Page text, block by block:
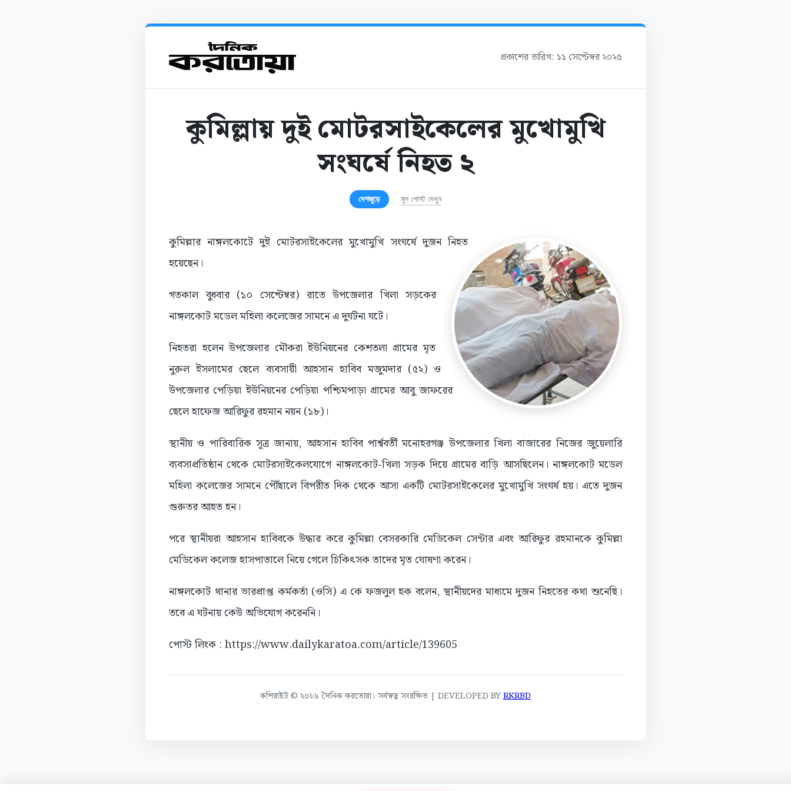
প্রকাশের তারিখ: ১১ সেপ্টেম্বর ২০২৫
কুমিল্লায় দুই মোটরসাইকেলের মুখোমুখি
সংঘর্ষে নিহত ২
দেশজুড়ে মূল পোস্ট দেখুন
কুমিল্লার নাঙ্গলকোটে দুই মোটরসাইকেলের মুখোমুখি সংঘর্ষে দুজন নিহত
হয়েছেন।
গতকাল বুধবার (১০ সেপ্টেম্বর) রাতে উপজেলার খিলা সড়কের
নাঙ্গলকোট মডেল মহিলা কলেজের সামনে এ দুর্ঘটনা ঘটে।
নিহতরা হলেন উপজেলার মৌকরা ইউনিয়নের কেশতলা গ্রামের মৃত
নুরুল ইসলামের ছেলে ব্যবসায়ী আহসান হাবিব মজুমদার (৫২) ও
উপজেলার পেড়িয়া ইউনিয়নের পেড়িয়া পশ্চিমপাড়া গ্রামের আবু জাফরের
ছেলে হাফেজ আরিফুর রহমান নয়ন (১৮)।
স্থানীয় ও পারিবারিক সূত্র জানায়, আহসান হাবিব পার্শ্ববর্তী মনোহরগঞ্জ উপজেলার খিলা বাজারের নিজের জুয়েলারি
ব্যবসাপ্রতিষ্ঠান থেকে মোটরসাইকেলযোগে নাঙ্গলকোট-খিলা সড়ক দিয়ে গ্রামের বাড়ি আসছিলেন। নাঙ্গলকোট মডেল
মহিলা কলেজের সামনে পৌঁছালে বিপরীত দিক থেকে আসা একটি মোটরসাইকেলের মুখোমুখি সংঘর্ষ হয়। এতে দুজন
গুরুতর আহত হন।
পরে স্থানীয়রা আহসান হাবিবকে উদ্ধার করে কুমিল্লা বেসরকারি মেডিকেল সেন্টার এবং আরিফুর রহমানকে কুমিল্লা
মেডিকেল কলেজ হাসপাতালে নিয়ে গেলে চিকিৎসক তাদের মৃত ঘোষণা করেন।
নাঙ্গলকোট থানার ভারপ্রাপ্ত কর্মকর্তা (ওসি) এ কে ফজলুল হক বলেন, স্থানীয়দের মাধ্যমে দুজন নিহতের কথা শুনেছি।
তবে এ ঘটনায় কেউ অভিযোগ করেননি।
পোস্ট লিংক : https://www.dailykaratoa.com/article/139605
কপিরাইট © ২০২৬ দৈনিক করতোয়া। সর্বস্বত্ব সংরক্ষিত | DEVELOPED BYRKRBD